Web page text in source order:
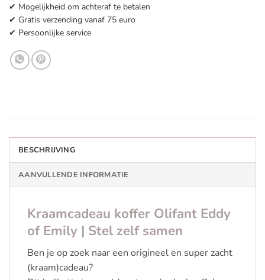
✔ Mogelijkheid om achteraf te betalen
✔ Gratis verzending vanaf 75 euro
✔ Persoonlijke service
BESCHRIJVING
AANVULLENDE INFORMATIE
Kraamcadeau koffer Olifant Eddy
of Emily | Stel zelf samen
Ben je op zoek naar een origineel en super zacht
(kraam)cadeau?